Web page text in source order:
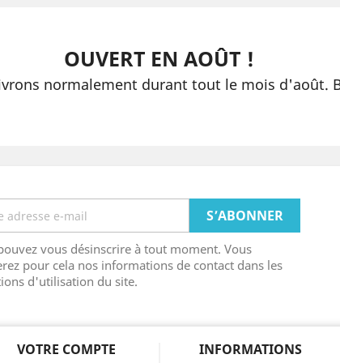
OUVERT EN AOÛT !
normalement durant tout le mois d'août.
vous désinscrire à tout moment. Vous
pour cela nos informations de contact dans les
d'utilisation du site.
VOTRE COMPTE
INFORMATIONS